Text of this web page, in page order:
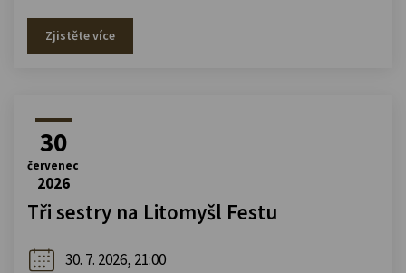
Zjistěte více
30
červenec
2026
Tři sestry na Litomyšl Festu
30. 7. 2026, 21:00